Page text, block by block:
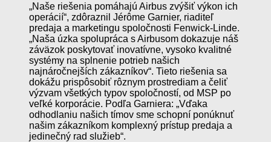
„Naše riešenia pomáhajú Airbus zvýšiť výkon ich
operácií“, zdôraznil Jérôme Garnier, riaditeľ
predaja a marketingu spoločnosti Fenwick-Linde.
„Naša úzka spolupráca s Airbusom dokazuje náš
záväzok poskytovať inovatívne, vysoko kvalitné
systémy na splnenie potrieb našich
najnáročnejších zákazníkov“. Tieto riešenia sa
dokážu prispôsobiť rôznym prostrediam a čeliť
výzvam všetkých typov spoločností, od MSP po
veľké korporácie. Podľa Garniera: „Vďaka
odhodlaniu našich tímov sme schopní ponúknuť
našim zákazníkom komplexný prístup predaja a
jedinečný rad služieb“.